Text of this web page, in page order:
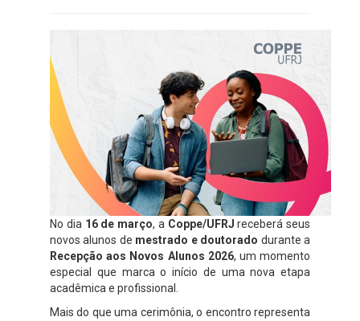
No dia 16 de março, a Coppe/UFRJ receberá seus
novos alunos de mestrado e doutorado durante a
Recepção aos Novos Alunos 2026, um momento
especial que marca o início de uma nova etapa
acadêmica e profissional.
Mais do que uma cerimônia, o encontro representa